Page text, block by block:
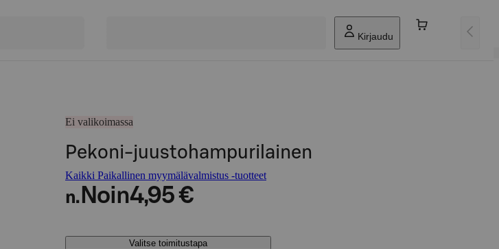
Kirjaudu
Ei valikoimassa
Pekoni-juustohampurilainen
Kaikki Paikallinen myymälävalmistus -tuotteet
n. Noin4,95 €
Valitse toimitustapa